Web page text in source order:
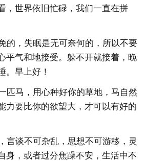
，世界依旧忙碌，我们一直在拼
的，失眠是无可奈何的，所以不要
平气和地接受。躲不开就接着，晚
。早上好！
匹马，用心种好你的草地，马自然
力要比你的欲望大，才可以有好的
言谈不可杂乱，思想不可游移，灵
身，或者过分焦躁不安，生活中不